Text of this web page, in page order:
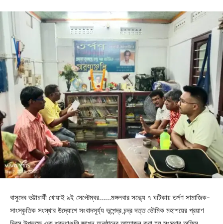
বাসুদেব ভট্টাচার্যী খোয়াই ৯ই সেপ্টেম্বর……মঙ্গলবার সন্ধ্যে ৭ ঘটিকায় তর্পণ সামাজিক-
সাংস্কৃতিক সংস্থার উদ্যোগে সংবাদসূর্য্য ভূপেন্দ্র চন্দ্র দত্ত ভৌমিক মহাশয়ের প্রয়াণ